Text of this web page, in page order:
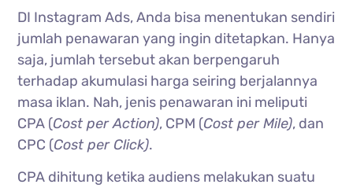
DI Instagram Ads, Anda bisa menentukan sendiri
jumlah penawaran yang ingin ditetapkan. Hanya
saja, jumlah tersebut akan berpengaruh
terhadap akumulasi harga seiring berjalannya
masa iklan. Nah, jenis penawaran ini meliputi
CPA (Cost per Action), CPM (Cost per Mile), dan
CPC (Cost per Click).
CPA dihitung ketika audiens melakukan suatu